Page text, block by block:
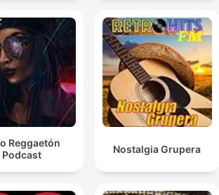
Reggaetón
Podcast
Nostalgia Grupera